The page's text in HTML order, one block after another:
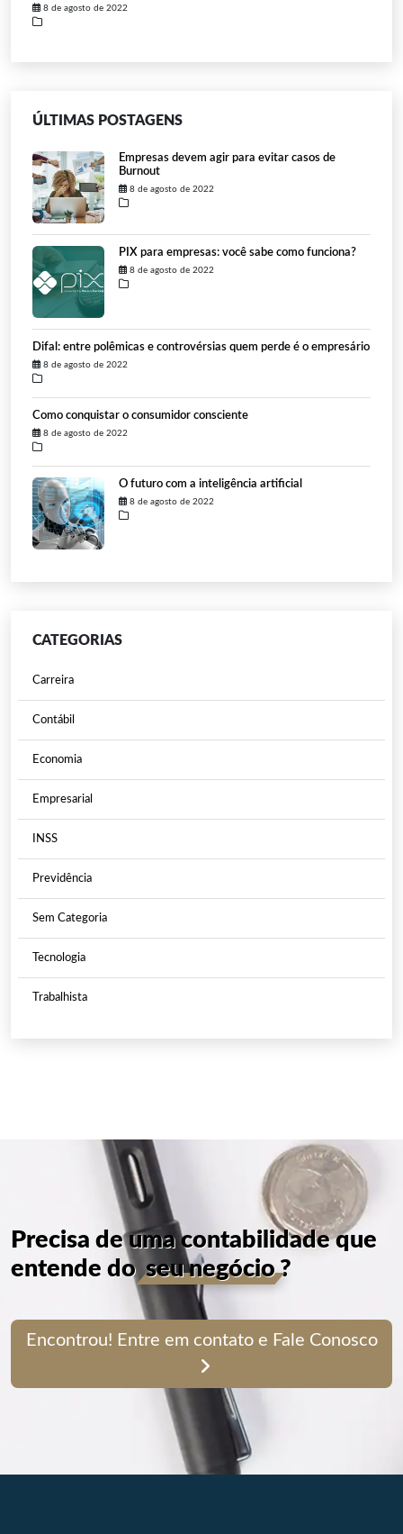
8 de agosto de 2022
ÚLTIMAS POSTAGENS
Empresas devem agir para evitar casos de
Burnout
8 de agosto de 2022
PIX para empresas: você sabe como funciona?
8 de agosto de 2022
Difal: entre polêmicas e controvérsias quem perde é o empresário
8 de agosto de 2022
Como conquistar o consumidor consciente
8 de agosto de 2022
O futuro com a inteligência artificial
8 de agosto de 2022
CATEGORIAS
Carreira
Contábil
Economia
Empresarial
INSS
Previdência
Sem Categoria
Tecnologia
Trabalhista
Precisa de uma contabilidade que
entende do seu negócio?
Encontrou! Entre em contato e Fale Conosco